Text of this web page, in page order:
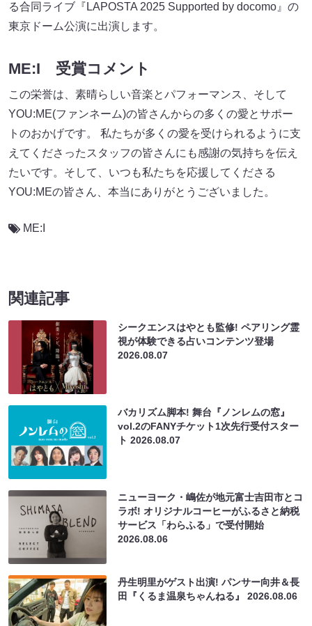
る合同ライブ『LAPOSTA 2025 Supported by docomo』の
東京ドーム公演に出演します。
ME:I 受賞コメント
この栄誉は、素晴らしい音楽とパフォーマンス、そして
YOU:ME(ファンネーム)の皆さんからの多くの愛とサポー
トのおかげです。 私たちが多くの愛を受けられるように支
えてくださったスタッフの皆さんにも感謝の気持ちを伝え
たいです。そして、いつも私たちを応援してくださる
YOU:MEの皆さん、本当にありがとうございました。
ME:I
関連記事
シークエンスはやとも監修! ペアリング霊
視が体験できる占いコンテンツ登場
2026.08.07
バカリズム脚本! 舞台『ノンレムの窓』
vol.2のFANYチケット1次先行受付スター
ト2026.08.07
ニューヨーク・嶋佐が地元富士吉田市とコ
ラボ! オリジナルコーヒーがふるさと納税
サービス「わらふる」で受付開始
2026.08.06
丹生明里がゲスト出演! パンサー向井＆長
田『くるま温泉ちゃんねる』2026.08.06